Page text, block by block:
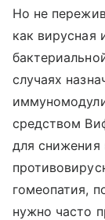
Но не
как вирусная
случаях
средством
для снижения
гомеопатия,
нужно часто